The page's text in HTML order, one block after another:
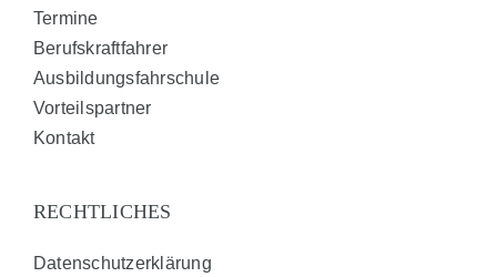
Termine
Berufskraftfahrer
Ausbildungsfahrschule
Vorteilspartner
Kontakt
RECHTLICHES
Datenschutzerklärung